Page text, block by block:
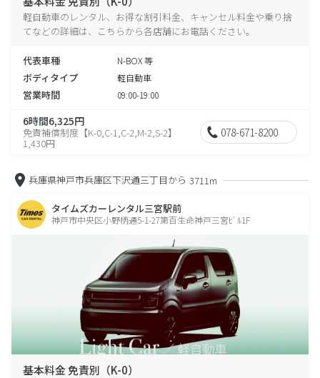
軽自動車のレンタル、お得な割引料金、キャンセル料金や乗り捨
てなどの詳細は、こちらから各店舗にお電話ください。
代表車種 N-BOX 等
ボディタイプ 軽自動車
営業時間 09:00-19:00
6時間6,325円
免責補償制度【K-0,C-1,C-2,M-2,S-2】
1,430円
078-671-8200
兵庫県神戸市兵庫区下沢通三丁目から 3711m
タイムズカーレンタル三宮駅前
神戸市中央区小野柄通5-1-27第百生命神戸三宮ﾋﾞﾙ1F
基本料金 免責別（K-0）